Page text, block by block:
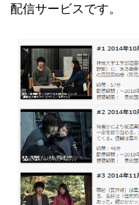
配信サービスです。